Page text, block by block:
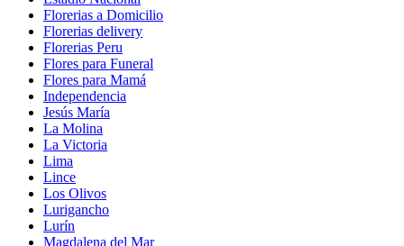
Florerias a Domicilio
Florerias delivery
Florerias Peru
Flores para Funeral
Flores para Mamá
Independencia
Jesús María
La Molina
La Victoria
Lima
Lince
Los Olivos
Lurigancho
Lurín
Magdalena del Mar